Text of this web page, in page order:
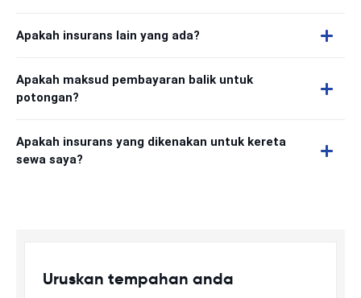
Apakah insurans lain yang ada?
Apakah maksud pembayaran balik untuk
potongan?
Apakah insurans yang dikenakan untuk kereta
sewa saya?
Uruskan tempahan anda